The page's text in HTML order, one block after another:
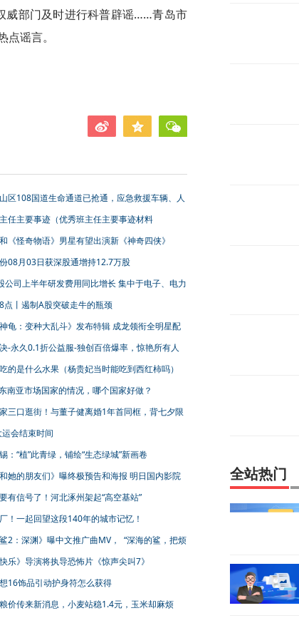
威部门及时进行科普辟谣……青岛市
谣言。
区108国道生命通道已抢通，应急救援车辆、人
任主要事迹（优秀班主任主要事迹材料
《怪奇物语》男星有望出演新《神奇四侠》
08月03日获深股通增持12.7万股
公司上半年研发费用同比增长 集中于电子、电力
点丨遏制A股突破走牛的瓶颈
神龟：变种大乱斗》发布特辑 成龙领衔全明星配
-永久0.1折公益服-独创百倍爆率，惊艳所有人
的是什么水果（杨贵妃当时能吃到西红柿吗）
南亚市场国家的情况，哪个国家好做？
三口逛街！与董子健离婚1年首同框，背七夕限
会结束时间
：“植”此青绿，铺绘“生态绿城”新画卷
和她的朋友们》曝终极预告和海报 明日国内影院
有信号了！河北涿州架起“高空基站”
！一起回望这段140年的城市记忆！
鲨2：深渊》曝中文推广曲MV， “深海的鲨，把烦
快乐》导演将执导恐怖片《惊声尖叫7》
16饰品引动护身符怎么获得
价传来新消息，小麦站稳1.4元，玉米却麻烦
全站热门